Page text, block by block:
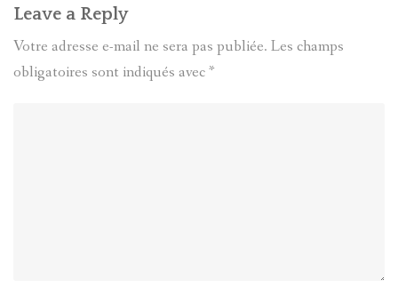
Leave a Reply
Votre adresse e-mail ne sera pas publiée. Les champs
obligatoires sont indiqués avec*